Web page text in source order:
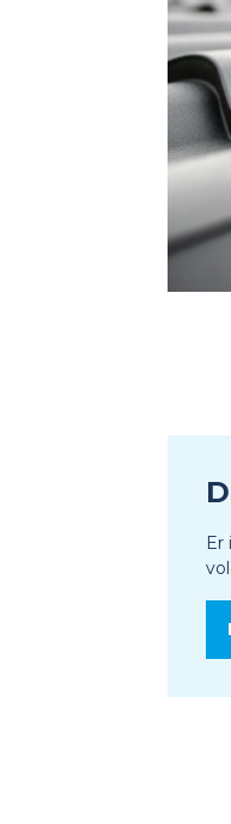
Er